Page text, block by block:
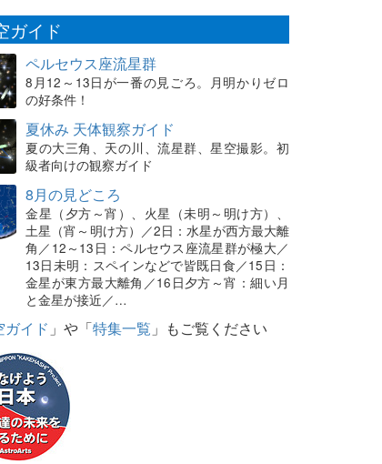
ガイド
ペルセウス座流星群
8月12～13日が一番の見ごろ。月明かりゼロ
の好条件！
夏休み 天体観察ガイド
夏の大三角、天の川、流星群、星空撮影。初
級者向けの観察ガイド
8月の見どころ
金星（夕方～宵）、火星（未明～明け方）、
土星（宵～明け方）／2日：水星が西方最大離
角／12～13日：ペルセウス座流星群が極大／
13日未明：スペインなどで皆既日食／15日：
金星が東方最大離角／16日夕方～宵：細い月
と金星が接近／…
ガイド 」や「特集一覧 」もご覧ください